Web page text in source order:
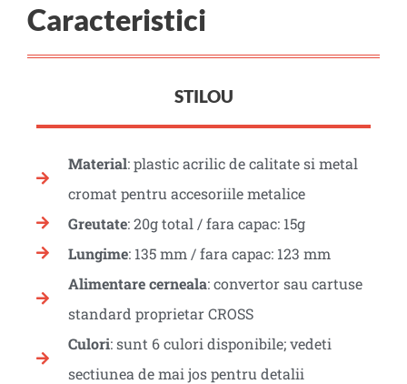
Caracteristici
STILOU
Material: plastic acrilic de calitate si metal
cromat pentru accesoriile metalice
Greutate: 20g total / fara capac: 15g
Lungime: 135 mm / fara capac: 123 mm
Alimentare cerneala: convertor sau cartuse
standard proprietar CROSS
Culori: sunt 6 culori disponibile; vedeti
sectiunea de mai jos pentru detalii